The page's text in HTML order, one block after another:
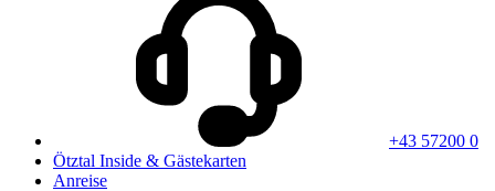
+43 57200 0
Ötztal Inside & Gästekarten
Anreise